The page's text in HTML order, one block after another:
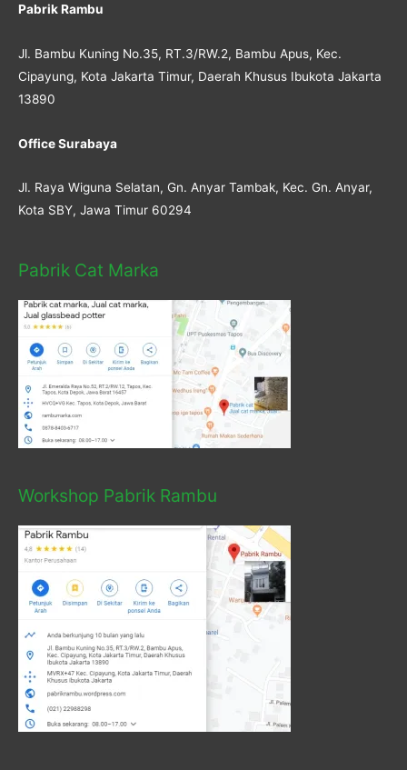
Pabrik Rambu
Jl. Bambu Kuning No.35, RT.3/RW.2, Bambu Apus, Kec.
Cipayung, Kota Jakarta Timur, Daerah Khusus Ibukota Jakarta
13890
Office Surabaya
Jl. Raya Wiguna Selatan, Gn. Anyar Tambak, Kec. Gn. Anyar,
Kota SBY, Jawa Timur 60294
Pabrik Cat Marka
Workshop Pabrik Rambu